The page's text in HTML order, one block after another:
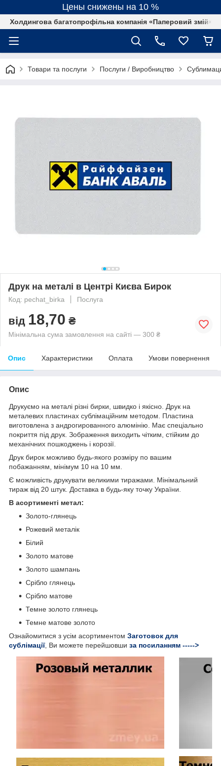
Цены снижены на 10 %
Холдингова багатопрофільна компанія «Паперовий змій»
Товари та послуги Послуги / Виробництво
Друк на металі в Центрі Києва Бирок
Код: pechat_birka Послуга
від 18,70 ₴
Мінімальна сума замовлення на сайті — 300 ₴
Опис Характеристики Оплата Умови повернення
Опис
Друкуємо на металі різні бирки, швидко і якісно. Друк на
металевих пластинах сублімаційним методом. Пластина
виготовлена з андрогированного алюмінію. Має спеціально
покриття під друк. Зображення виходить чітким, стійким до
механічних пошкоджень і корозії.
Друк бирок можливо будь-якого розміру по вашим
побажанням, мінімум 10 на 10 мм.
Є можливість друкувати великими тиражами. Мінімальний
тираж від 20 штук. Доставка в будь-яку точку України.
В асортименті метал:
Золото-глянець
Рожевий металік
Білий
Золото матове
Золото шампань
Срібло глянець
Срібло матове
Темне золото глянець
Темне матове золото
Ознайомитися з усім асортиментом Заготовок для
сублімації, Ви можете перейшовши за посиланням ----->